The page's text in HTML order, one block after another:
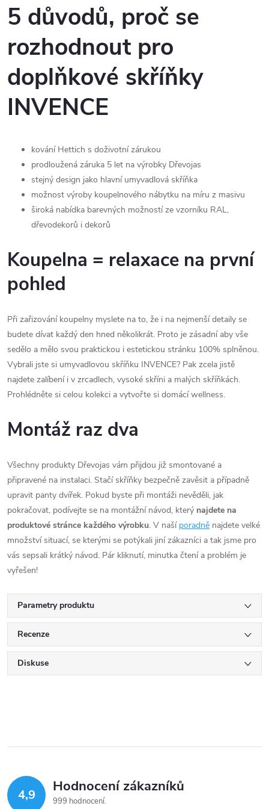
5 důvodů, proč se
rozhodnout pro
doplňkové skříňky
INVENCE
kování Hettich s doživotní zárukou
prodloužená záruka 5 let na výrobky Dřevojas
stejný design jako hlavní umyvadlová skříňka
možnost výroby koupelnového nábytku na míru z masivu
široká nabídka barevných možností ze vzorníku RAL,
dřevodekorů i dekorů
Koupelna = relaxace na první
pohled
Při zařizování koupelny myslete na to, že i na nejmenší detaily se
budete dívat každý den hned několikrát. Proto je zásadní aby vše
sedělo a mělo svou praktickou i estetickou stránku 100% splněnou.
Vybrali jste si umyvadlovou skříňku INVENCE? Pak zcela jistě
najdete zalíbení i v zrcadlech, vysoké skříni a malých skříňkách.
Prohlédněte si celou kolekci a vytvořte si domácí wellness.
Montáž raz dva
Všechny produkty Dřevojas vám přijdou již smontované a
připravené na instalaci. Stačí skříňky bezpečně zavěsit a případně
upravit panty dvířek. Pokud byste při montáži nevěděli, jak
pokračovat, podívejte se na montážní návod, který najdete na
produktové stránce každého výrobku. V naší poradně najdete velké
množství situací, se kterými se potýkali jiní zákazníci a tak jsme pro
vás sepsali krátký návod. Pár kliknutí, minutka čtení a problém je
vyřešen!
Parametry produktu
Recenze
Diskuse
4,9 Hodnocení zákazníků
999 hodnocení